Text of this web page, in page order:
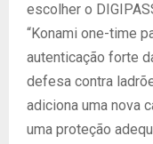
escolher o
“Konami one-time
autenticação forte
defesa contra
adiciona uma nova
uma proteção